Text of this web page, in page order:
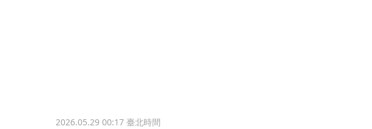
2026.05.29 00:17臺北時間